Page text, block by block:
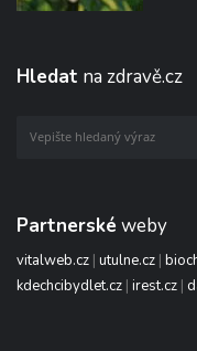
Hledat na zdravě.cz
Partnerské weby
vitalweb.cz | utulne.cz |
kdechcibydlet.cz | irest.cz |